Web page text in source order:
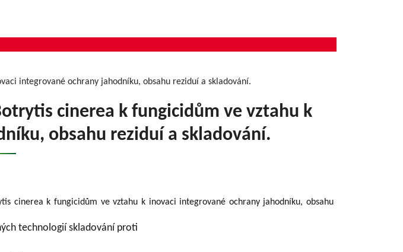
integrované ochrany jahodníku, obsahu reziduí a skladování.
cinerea k fungicidům ve vztahu k
obsahu reziduí a skladování.
cinerea k fungicidům ve vztahu k inovaci integrované ochrany jahodníku, obsahu
technologií skladování proti